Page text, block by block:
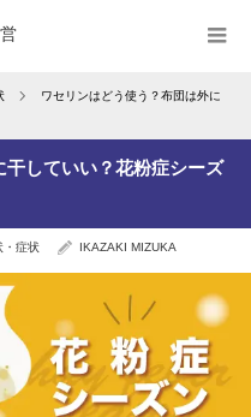
ワセリンはどう使う？布団は外に
干していい？花粉症シーズ
・症状 IKAZAKI MIZUKA